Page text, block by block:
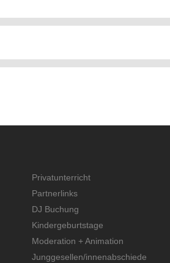
Privatunterricht
Partnerlinks
DJ Buchung
Kindergeburtstage
Moderation + Animation
Junggesellen/innenabschiede